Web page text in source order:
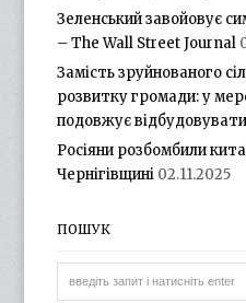
Зеленський завойовує
– The Wall Street Journal
Замість зруйнованого
розвитку громади: у
подовжує
Росіяни розбомбили
Чернігівщині 02.11.2025
ПОШУК